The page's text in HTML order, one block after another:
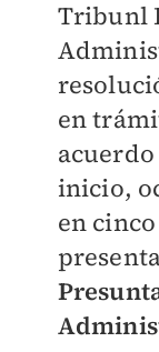
Tribunl
en
inicio,
en